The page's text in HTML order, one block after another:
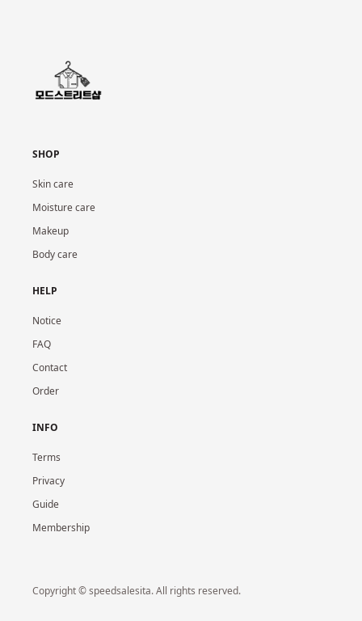
SHOP
Skin care
Moisture care
Makeup
Body care
HELP
Notice
FAQ
Contact
Order
INFO
Terms
Privacy
Guide
Membership
Copyright © speedsalesita. All rights reserved.